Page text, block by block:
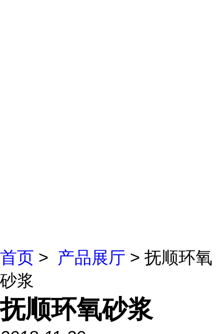
首页 > 产品展厅 > 抚顺环氧
砂浆
抚顺环氧砂浆